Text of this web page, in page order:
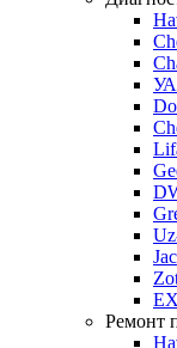
Jac
Ремонт